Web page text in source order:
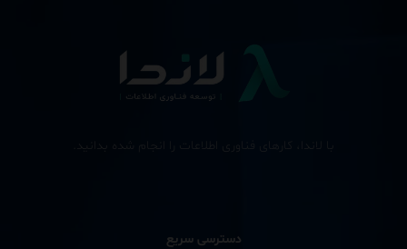
با لاندا، کارهای فناوری اطلاعات را انجام شده بدانید.
دسترسی سریع